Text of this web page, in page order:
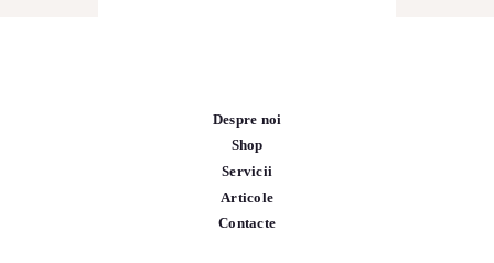
Despre noi
Shop
Servicii
Articole
Contacte